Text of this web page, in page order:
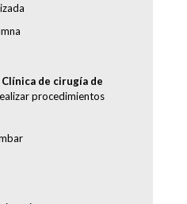
Clínica de cirugía de
procedimientos